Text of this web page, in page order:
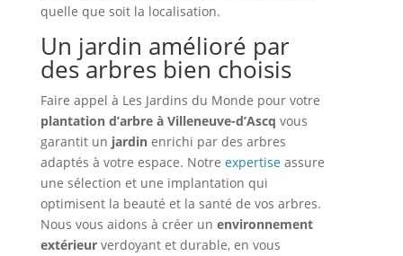
quelle que soit la localisation.
Un jardin amélioré par
des arbres bien choisis
Faire appel à Les Jardins du Monde pour votre
plantation d’arbre à Villeneuve-d’Ascq vous
garantit un jardinenrichi par des arbres
adaptés à votre espace. Notre expertiseassure
une sélection et une implantation qui
optimisent la beauté et la santé de vos arbres.
Nous vous aidons à créer un environnement
extérieurverdoyant et durable, en vous